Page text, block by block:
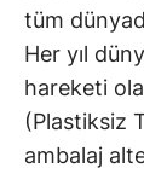
tüm
Her yıl
hareketi
(Plastiksiz
ambalaj